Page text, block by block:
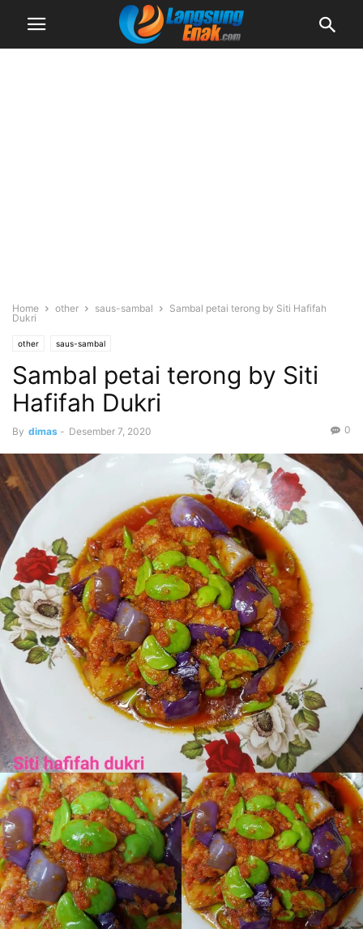
Home other saus-sambal
Sambal petai terong by Siti Hafifah
Dukri
other saus-sambal
Sambal petai terong by Siti
Hafifah Dukri
By dimas - Desember 7, 2020 0